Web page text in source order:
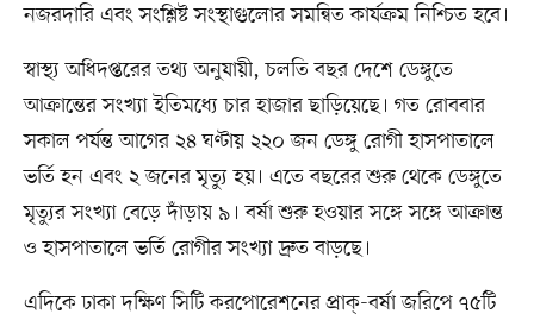
নজরদারি এবং সংশ্লিষ্ট সংস্থাগুলোর সমন্বিত কার্যক্রম নিশ্চিত হবে।
স্বাস্থ্য অধিদপ্তরের তথ্য অনুযায়ী, চলতি বছর দেশে ডেঙ্গুতে
আক্রান্তের সংখ্যা ইতিমধ্যে চার হাজার ছাড়িয়েছে। গত রোববার
সকাল পর্যন্ত আগের ২৪ ঘণ্টায় ২২০ জন ডেঙ্গু রোগী হাসপাতালে
ভর্তি হন এবং ২ জনের মৃত্যু হয়। এতে বছরের শুরু থেকে ডেঙ্গুতে
মৃত্যুর সংখ্যা বেড়ে দাঁড়ায় ৯। বর্ষা শুরু হওয়ার সঙ্গে সঙ্গে আক্রান্ত
ও হাসপাতালে ভর্তি রোগীর সংখ্যা দ্রুত বাড়ছে।
এদিকে ঢাকা দক্ষিণ সিটি করপোরেশনের প্রাক্-বর্ষা জরিপে ৭৫টি